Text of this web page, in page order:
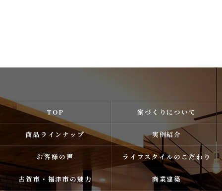
TOP 家づくりについて
商品ラインナップ 実例紹介
お客様の声 ライフスタイルのこだわり
古賀市・福津市の魅力 商業建築